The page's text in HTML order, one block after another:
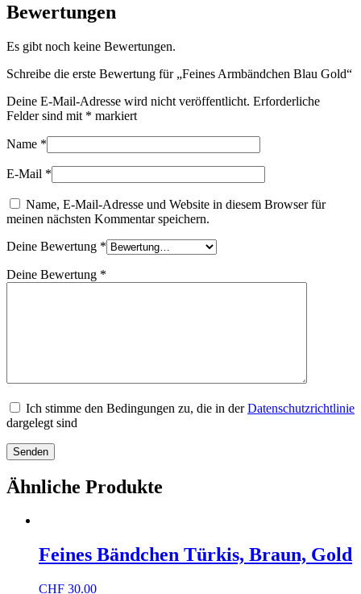
Bewertungen
Es gibt noch keine Bewertungen.
Schreibe die erste Bewertung für „Feines Armbändchen Blau Gold“
Deine E-Mail-Adresse wird nicht veröffentlicht. Erforderliche
Felder sind mit * markiert
Name *
E-Mail *
Name, E-Mail-Adresse und Website in diesem Browser für
meinen nächsten Kommentar speichern.
Deine Bewertung *
Deine Bewertung *
Ich stimme den Bedingungen zu, die in derDatenschutzrichtlinie
dargelegt sind
Ähnliche Produkte
Feines Bändchen Türkis, Braun, Gold
CHF 30.00